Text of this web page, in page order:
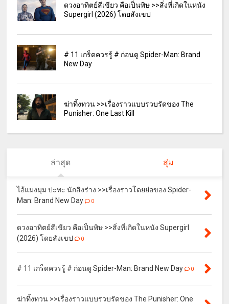
ดวงอาทิตย์สีเขียว คือเป็นพิษ >>สิ่งที่เกิดในหนัง
Supergirl (2026) โดยสังเขป
# 11 เกร็ดควรรู้ # ก่อนดู Spider-Man: Brand
New Day
ฆ่าทิ้งทวน >>เรื่องราวแบบรวบรัดของ The
Punisher: One Last Kill
ล่าสุด สุ่ม
ไอ้แมงมุม ปะทะ นักสิงร่าง >>เรื่องราวโดยย่อของ Spider-
Man: Brand New Day
0
ดวงอาทิตย์สีเขียว คือเป็นพิษ >>สิ่งที่เกิดในหนัง Supergirl
(2026) โดยสังเขป
0
# 11 เกร็ดควรรู้ # ก่อนดู Spider-Man: Brand New Day 0
ฆ่าทิ้งทวน >>เรื่องราวแบบรวบรัดของ The Punisher: One